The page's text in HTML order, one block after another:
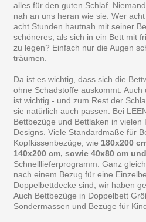
alles für den guten Schlaf.
nah an uns heran wie sie. Wer
acht Stunden hautnah mit seiner
schöneres, als sich in ein Bett mit
zu legen? Einfach nur die Augen
träumen.
Da ist es wichtig, dass sich die
ohne Schadstoffe auskommt.
ist wichtig - und zum Rest der
sie natürlich auch passen. Bei
Bettbezüge und Bettlaken in vielen
Designs. Viele Standardmaße für
Kopfkissenbezüge, wie 180x200
140x200 cm, sowie 40x80 cm
Schnelllieferprogramm. Ganz
nach einem Bezug für eine
Doppelbettdecke sind, wir haben
Auch Bettbezüge in Doppelbett
Sondermassen und Bezüge für